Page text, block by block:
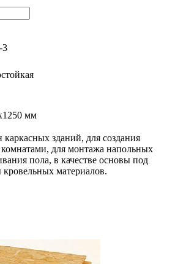
мм
каркасных зданий, для создания
для монтажа напольных
пола, в качестве основы под
материалов.